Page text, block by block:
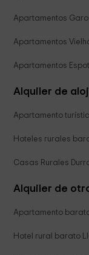
Apartamentos
Apartamentos
Apartamentos Espot
Alquiler de
Apartamento
Hoteles rurales
Casas Rurales
Alquiler de
Apartamento
Hotel rural barato